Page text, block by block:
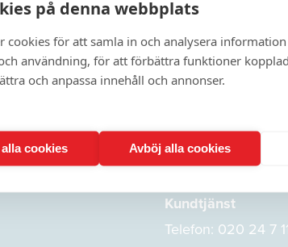
att
plats
Kontakta oss
Kundtjänst
Telefon: 020 24 7
på denna webbplats
cookies för att samla in och analysera
användning, för att förbättra funktioner
och anpassa innehåll och annonser.
cookies Avböj alla cookies